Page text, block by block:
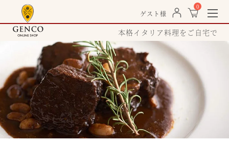
ゲスト様
0
本格イタリア料理をご自宅で